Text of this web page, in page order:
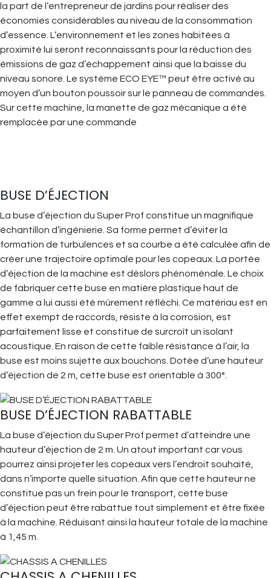
la part de l’entrepreneur de jardins pour réaliser des
économies considérables au niveau de la consommation
d’essence. L’environnement et les zones habitées à
proximité lui seront reconnaissants pour la réduction des
émissions de gaz d’échappement ainsi que la baisse du
niveau sonore. Le système ECO EYE™ peut être activé au
moyen d’un bouton poussoir sur le panneau de commandes.
Sur cette machine, la manette de gaz mécanique a été
remplacée par une commande
BUSE D’ÉJECTION
La buse d’éjection du Super Prof constitue un magnifique
échantillon d’ingénierie. Sa forme permet d’éviter la
formation de turbulences et sa courbe a été calculée afin de
créer une trajectoire optimale pour les copeaux. La portée
d’éjection de la machine est dèslors phénoménale. Le choix
de fabriquer cette buse en matière plastique haut de
gamme a lui aussi été mûrement réfléchi. Ce matériau est en
effet exempt de raccords, résiste à la corrosion, est
parfaitement lisse et constitue de surcroît un isolant
acoustique. En raison de cette faible résistance à l’air, la
buse est moins sujette aux bouchons. Dotée d’une hauteur
d’éjection de 2 m, cette buse est orientable à 300°.
BUSE D’ÉJECTION RABATTABLE
La buse d’éjection du Super Prof permet d’atteindre une
hauteur d’éjection de 2 m. Un atout important car vous
pourrez ainsi projeter les copeaux vers l’endroit souhaité,
dans n’importe quelle situation. Afin que cette hauteur ne
constitue pas un frein pour le transport, cette buse
d’éjection peut être rabattue tout simplement et être fixée
à la machine. Réduisant ainsi la hauteur totale de la machine
à 1,45 m.